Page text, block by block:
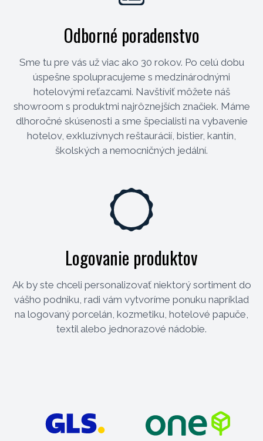
Odborné poradenstvo
Sme tu pre vás už viac ako 30 rokov. Po celú dobu
úspešne spolupracujeme s medzinárodnými
hotelovými reťazcami. Navštíviť môžete náš
showroom s produktmi najrôznejších značiek. Máme
dlhoročné skúsenosti a sme špecialisti na vybavenie
hotelov, exkluzívnych reštaurácií, bistier, kantín,
školských a nemocničných jedální.
Logovanie produktov
Ak by ste chceli personalizovať niektorý sortiment do
vášho podniku, radi vám vytvoríme ponuku napríklad
na logovaný porcelán, kozmetiku, hotelové papuče,
textil alebo jednorazové nádobie.